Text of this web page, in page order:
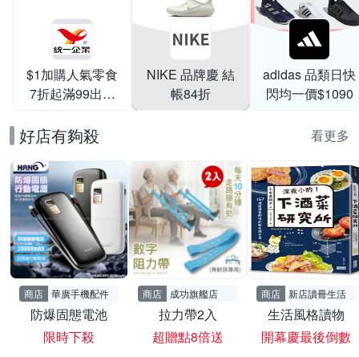
$1加購人氣零食
7折起滿99出貨
NIKE 品牌慶 結
帳84折
adidas 品類日快
閃均一價$1090
好店有夠殺 看更多
商店 華廣手機配件
防爆固態電池
限時下殺
商店 成功旗艦店
拉力帶2入
超贈點8倍送
商店 新店讀冊生活
生活風格讀物
開幕慶最後倒數